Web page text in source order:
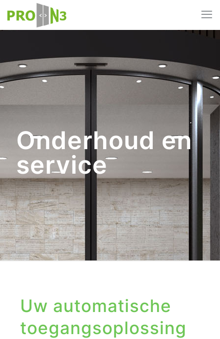
Onderhoud en
service
Uw automatische
toegangsoplossing